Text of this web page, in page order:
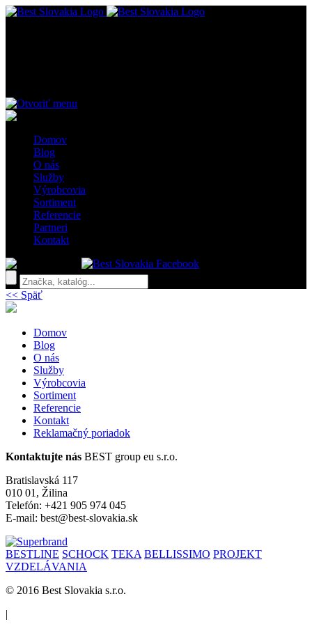
Domov
Blog
O nás
Služby
Výrobcovia
Sortiment
Referencie
Partneri
Kontakt
<< Späť
Domov
Blog
O nás
Služby
Výrobcovia
Sortiment
Referencie
Kontakt
Reklamačný poriadok
Kontaktujte nás BEST group eu s.r.o.
Bratislavská 117
010 01, Žilina
Telefón: +421 905 974 045
E-mail: best@best-slovakia.sk
BESTLINE SCHOCK TEKA BELLISSIMO PROJEKT
VZDELÁVANIA
© 2016 Best Slovakia s.r.o.
|